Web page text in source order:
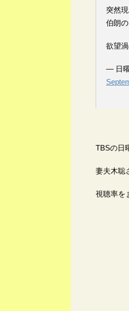
突然
伯朗
欲望
— 日
TBSの日
妻夫木聡
視聴率を